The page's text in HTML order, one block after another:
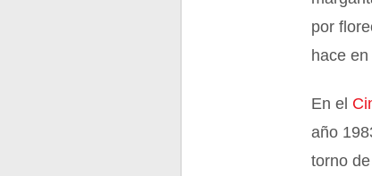
por
hace
En el
año
torno